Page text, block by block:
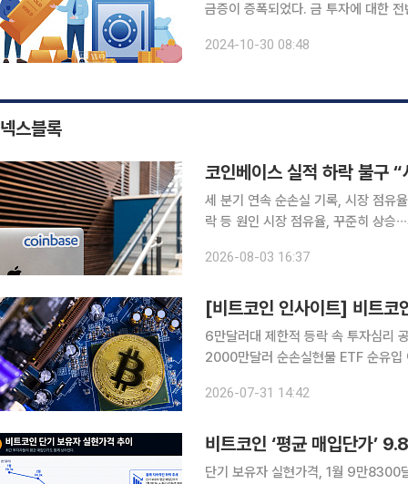
금증이 증폭되었다. 금 투자에 대한 전반적
값 상승의 주요 원인으로는 미국 연방
2024-10-30 08:48
넥스블록
코인베이스 실적 하락 불구
세 분기 연속 순손실 기록, 시장 점유
락 등 원인 시장 점유율, 꾸준히 상승
증가했다며 낙관적인 태도다. 투자업
2026-08-03 16:37
6만달러대 제한적 등락 속 투자심리
2000만달러 순손실현물 ETF 순유입 이어졌
둔화했고, 이 여파는 주요 가상자산
2026-07-31 14:42
비트코인 ‘평균 매입단가’
단기 보유자 실현가격, 1월 9만8300